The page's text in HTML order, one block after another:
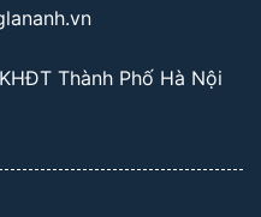
Thành Phố Hà Nội